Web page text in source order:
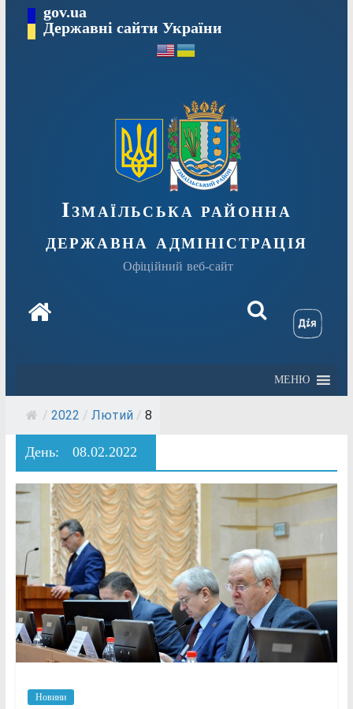
вмісту
gov.ua
Державні сайти України
Ізмаїльська районна
державна адміністрація
Офіційний веб-сайт
МЕНЮ
/ 2022 / Лютий / 8
День: 08.02.2022
Новини